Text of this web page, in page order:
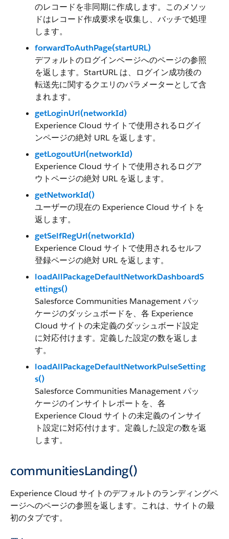
のレコードを非同期に作成します。このメソッ
ドはレコード作成要求を収集し、バッチで処理
します。
forwardToAuthPage(startURL)
デフォルトのログインページへのページの参照
を返します。StartURL は、ログイン成功後の
転送先に関するクエリのパラメーターとして含
まれます。
getLoginUrl(networkId)
Experience Cloud サイトで使用されるログイ
ンページの絶対 URL を返します。
getLogoutUrl(networkId)
Experience Cloud サイトで使用されるログア
ウトページの絶対 URL を返します。
getNetworkId()
ユーザーの現在の Experience Cloud サイトを
返します。
getSelfRegUrl(networkId)
Experience Cloud サイトで使用されるセルフ
登録ページの絶対 URL を返します。
loadAllPackageDefaultNetworkDashboardS
ettings()
Salesforce Communities Management パッ
ケージのダッシュボードを、各 Experience
Cloud サイトの未定義のダッシュボード設定
に対応付けます。定義した設定の数を返しま
す。
loadAllPackageDefaultNetworkPulseSetting
s()
Salesforce Communities Management パッ
ケージのインサイトレポートを、各
Experience Cloud サイトの未定義のインサイ
ト設定に対応付けます。定義した設定の数を返
します。
communitiesLanding()
Experience Cloud サイトのデフォルトのランディングペ
ージへのページの参照を返します。これは、サイトの最
初のタブです。